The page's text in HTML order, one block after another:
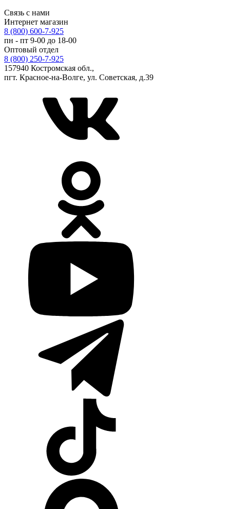
Связь с нами
Интернет магазин
8 (800) 600-7-925
пн - пт 9-00 до 18-00
Оптовый отдел
8 (800) 250-7-925
157940 Костромская обл.,
пгт. Красное-на-Волге, ул. Советская, д.39